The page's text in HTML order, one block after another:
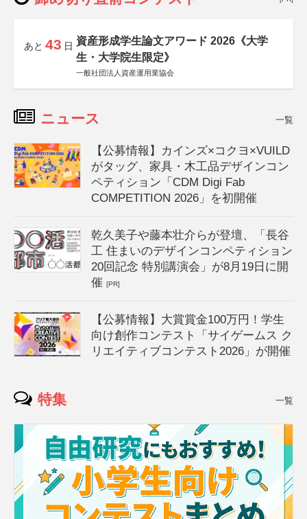
あと 43 日 資産形成学生論文アワード 2026《大学
生・大学院生限定》
一般社団法人資産運用業協会
ニュース 一覧
【公募情報】カインズ×コクヨ×VUILD
がタッグ、家具・木工品デザインコン
ペティション「CDM Digi Fab
COMPETITION 2026」を初開催
乾久美子や藤本壮介らが登壇、「長谷
工 住まいのデザインコンペティション
20回記念 特別講演会」が8月19日に開
催[PR]
【公募情報】大賞賞金100万円！学生
向け創作コンテスト「サイゲームス ク
リエイティブコンテスト2026」が開催
特集 一覧